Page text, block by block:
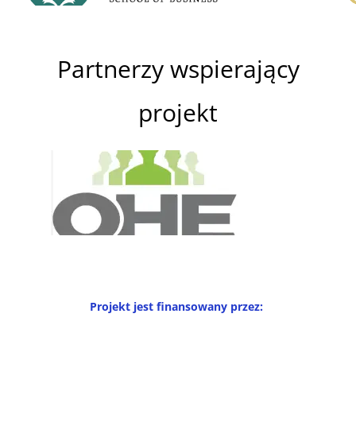
Partnerzy wspierający
projekt
Projekt jest finansowany przez: